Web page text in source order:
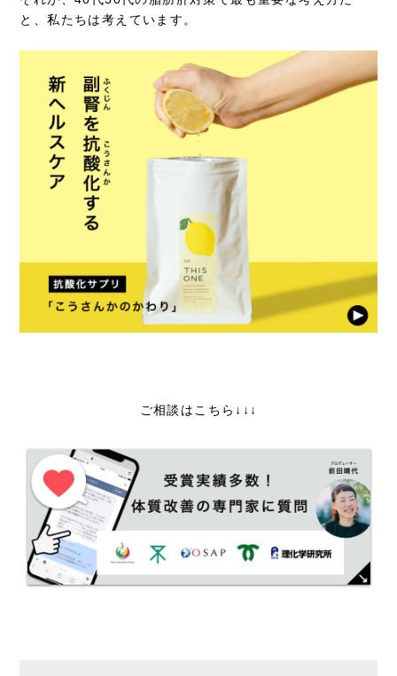
と、私たちは考えています。
ご相談はこちら↓↓↓